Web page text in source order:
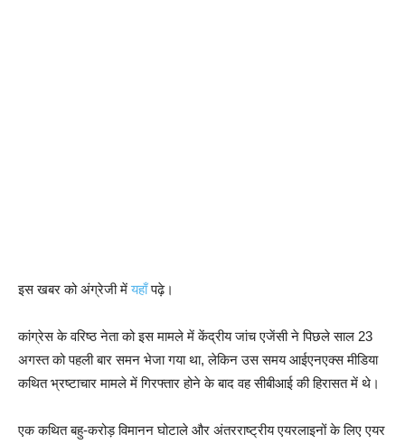
इस खबर को अंग्रेजी मेंयहाँपढ़े।
कांग्रेस के वरिष्ठ नेता को इस मामले में केंद्रीय जांच एजेंसी ने पिछले साल 23
अगस्त को पहली बार समन भेजा गया था, लेकिन उस समय आईएनएक्स मीडिया
कथित भ्रष्टाचार मामले में गिरफ्तार होने के बाद वह सीबीआई की हिरासत में थे।
एक कथित बहु-करोड़ विमानन घोटाले और अंतरराष्ट्रीय एयरलाइनों के लिए एयर